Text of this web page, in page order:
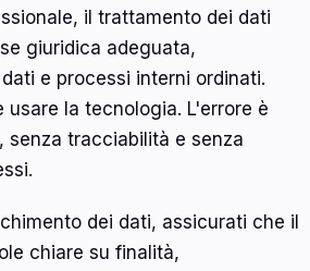
il trattamento dei dati
giuridica adeguata,
e processi interni ordinati.
usare la tecnologia. L'errore è
senza tracciabilità e senza
dei dati, assicurati che il
chiare su finalità,